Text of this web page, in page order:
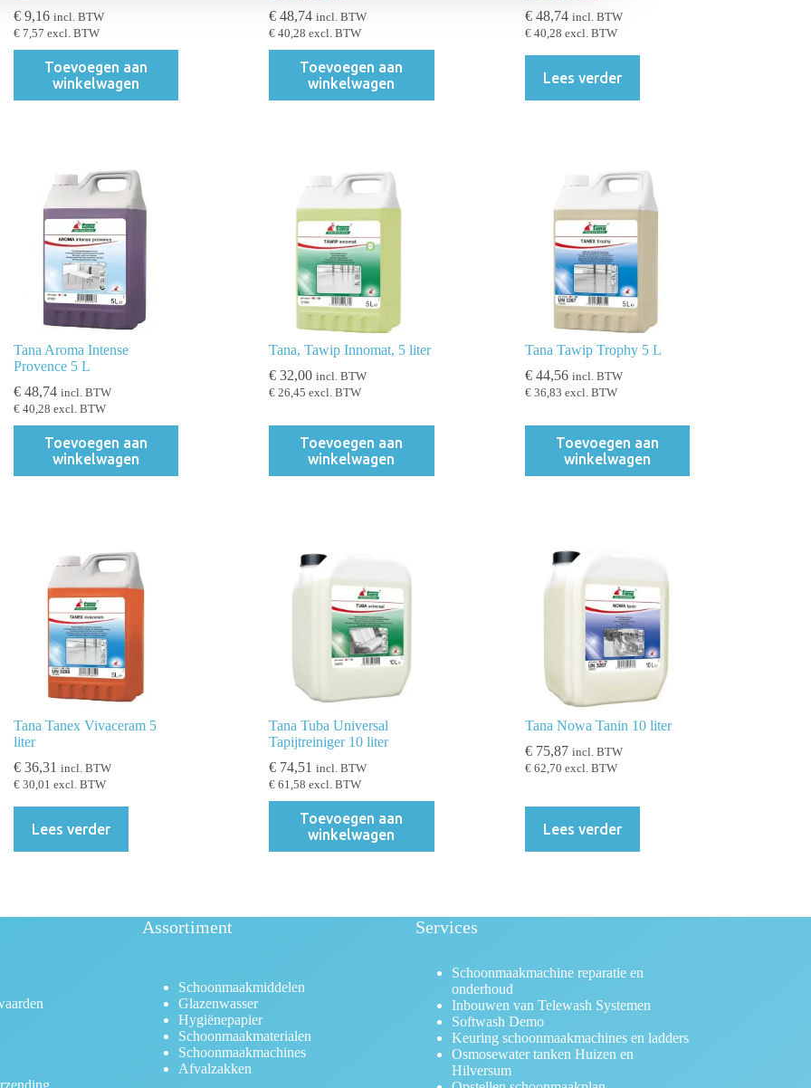
€ 9,16 incl. BTW
€ 7,57 excl. BTW
Toevoegen aan
winkelwagen
€ 48,74 incl. BTW
€ 40,28 excl. BTW
Toevoegen aan
winkelwagen
€48,74 incl. BTW
€40,28 excl. BTW
Lees verder
Tana Aroma Intense
Provence 5 L
€ 48,74 incl. BTW
€ 40,28 excl. BTW
Toevoegen aan
winkelwagen
Tana, Tawip Innomat, 5 liter
€ 32,00 incl. BTW
€ 26,45 excl. BTW
Toevoegen aan
winkelwagen
Tana Tawip Trophy 5 L
€44,56 incl. BTW
€36,83 excl. BTW
Toevoegen aan
winkelwagen
Tana Tanex Vivaceram 5
liter
€ 36,31 incl. BTW
€ 30,01 excl. BTW
Lees verder
Tana Tuba Universal
Tapijtreiniger 10 liter
€ 74,51 incl. BTW
€ 61,58 excl. BTW
Toevoegen aan
winkelwagen
Tana Nowa Tanin 10 liter
€75,87 incl. BTW
€62,70 excl. BTW
Lees verder
Assortiment
Schoonmaakmiddelen
Glazenwasser
Hygiënepapier
Schoonmaakmaterialen
Schoonmaakmachines
Afvalzakken
Services
Schoonmaakmachine reparatie en
onderhoud
Inbouwen van Telewash Systemen
Softwash Demo
Keuring schoonmaakmachines en ladders
Osmosewater tanken Huizen en
Hilversum